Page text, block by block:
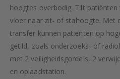
hoogtes overbodig. Tilt
vloer naar zit- of stahoogte. Met
transfer kunnen patiënten op
getild, zoals onderzoeks- of
met 2 veiligheidsgordels, 2
en oplaadstation.